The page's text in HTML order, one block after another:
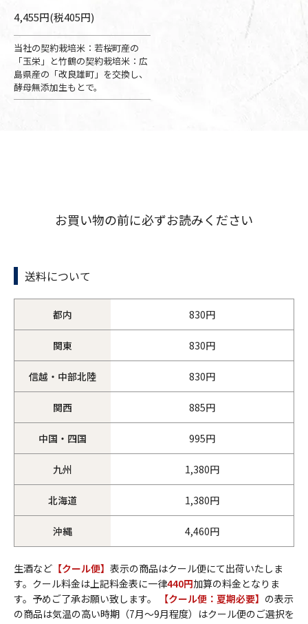
4,455円(税405円)
当社の契約栽培米：若桜町産の
「玉栄」と竹鶴の契約栽培米：広
島県産の「改良雄町」を交換し、
酵母無添加生もとで。
お買い物の前に必ずお読みください
送料について
都内 830円
関東 830円
信越・中部北陸 830円
関西 885円
中国・四国 995円
九州 1,380円
北海道 1,380円
沖縄 4,460円
生酒など 【クール便】 表示の商品はクール便にて出荷いたしま
す。クール料金は上記料金表に一律440円加算の料金となりま
す。予めご了承お願い致します。
【クール便：夏期必要】 の表示
の商品は気温の高い時期（7月～9月程度）はクール便のご選択を